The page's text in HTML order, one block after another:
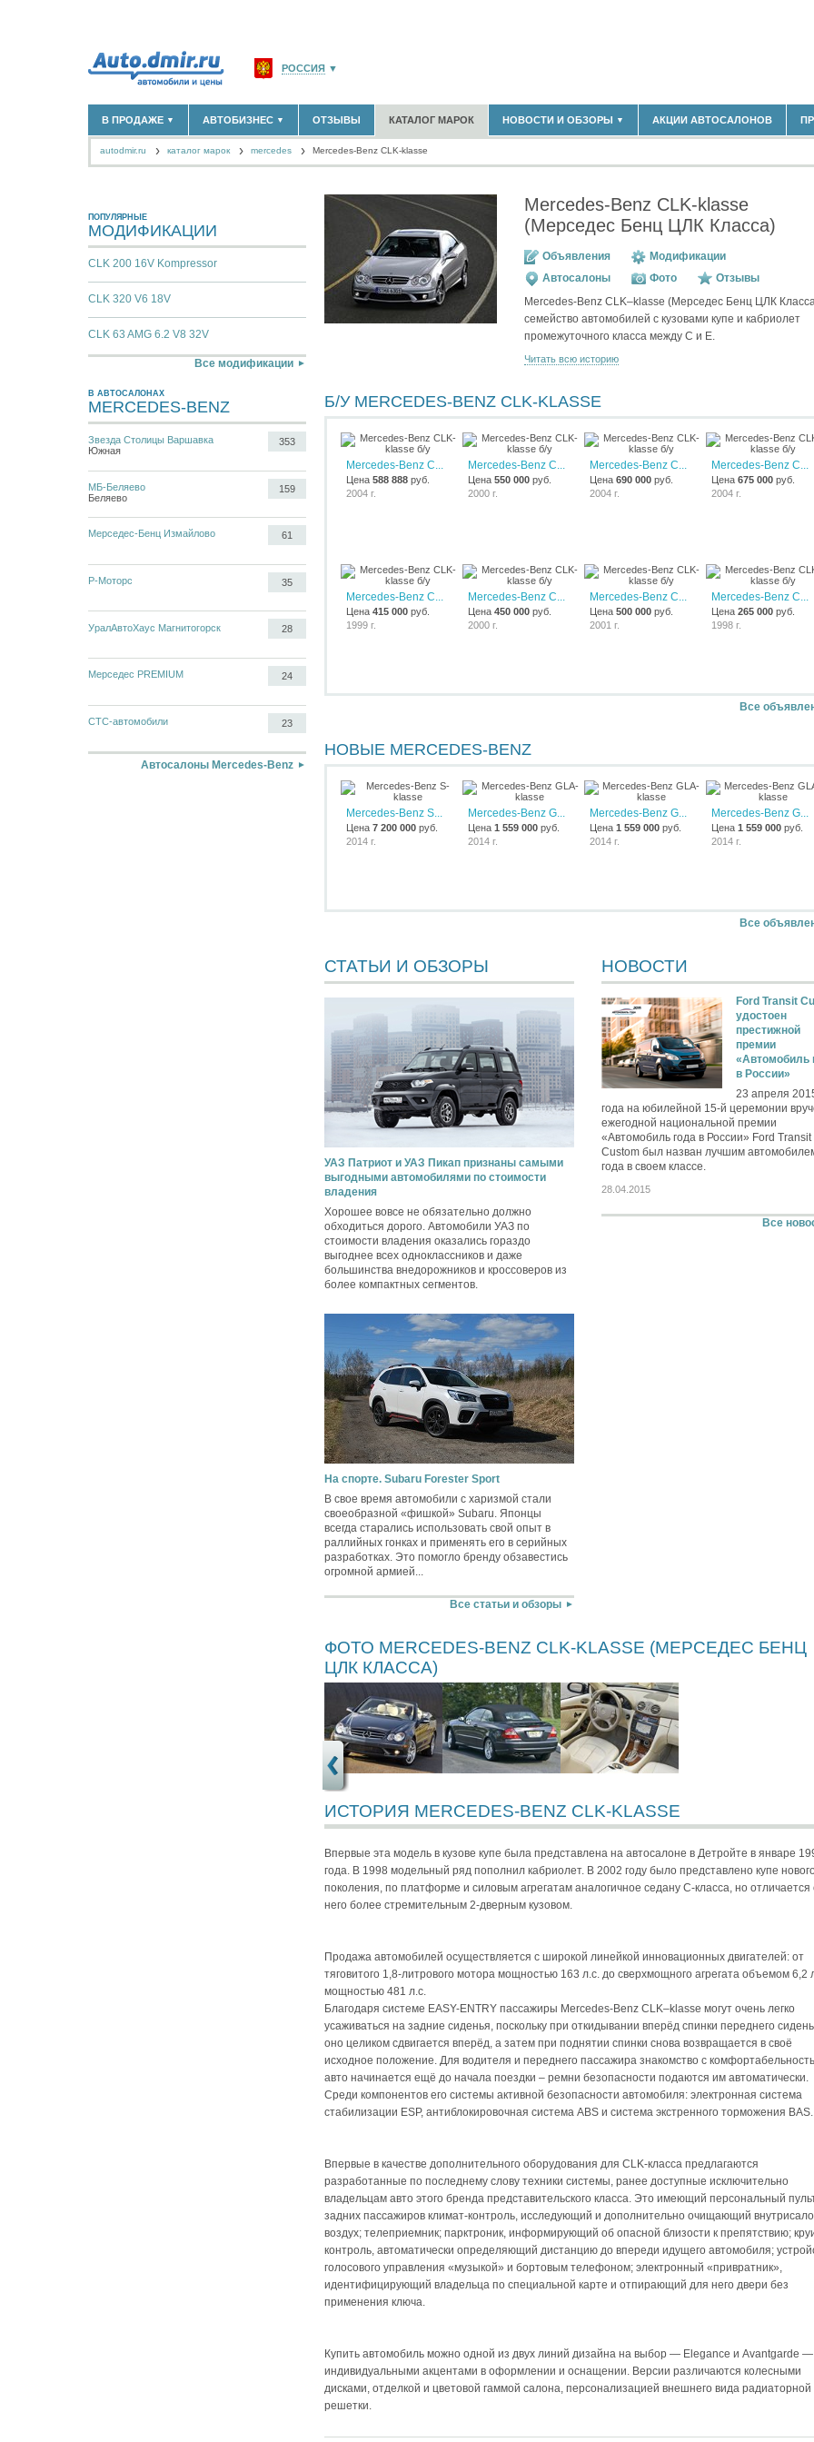
РОССИЯ ▼
САНКТ-ПЕТЕРБУРГ И ОБЛАСТЬ(14304)
КРАСНОДАРСКИЙ КРАЙ(5619)
СЕВАСТОПОЛЬ
СПИСОК ВСЕХ РЕГИОНОВ
В ПРОДАЖЕ ▼
НОВЫЕ АВТОМОБИЛИ(30122)
АВТОБИЗНЕС ▼
ОФИЦИАЛЬНЫЕ ДИЛЕРЫ(1347)
ТАКСИ
ЗАПЧАСТИ(848)
ЗАПРАВКИ
АРЕНДА(190)
СПЕЦИАЛИСТЫ
ОТЗЫВЫ КАТАЛОГ МАРОК НОВОСТИ И ОБЗОРЫ ▼
МАТЕРИАЛЫ ПАРТНЕРОВ
ВЫСТАВКИ И АВТОСАЛОНЫ
АКЦИИ АВТОСАЛОНОВ
autodmir.ru каталог марок mercedes Mercedes-Benz CLK-klasse
ПОПУЛЯРНЫЕ
МОДИФИКАЦИИ
CLK 200 16V Kompressor
CLK 320 V6 18V
CLK 63 AMG 6.2 V8 32V
Все модификации
В АВТОСАЛОНАХ
MERCEDES-BENZ
Звезда Столицы Варшавка
Южная
353
МБ-Беляево
Беляево
159
Мерседес-Бенц Измайлово 61
Р-Моторс 35
УралАвтоХаус Магнитогорск 28
Мерседес PREMIUM 24
СТС-автомобили 23
Автосалоны Mercedes-Benz
Mercedes-Benz CLK-klasse
(Мерседес Бенц ЦЛК Класса)
Объявления
Модификации
Автосалоны
Фото
Отзывы
Mercedes-Benz CLK–klasse (Мерседес Бенц ЦЛК
семейство автомобилей с кузовами купе и кабриолет
промежуточного класса между С и Е.
Читать всю историю
Б/У MERCEDES-BENZ CLK-KLASSE
Mercedes-Benz C...
Цена588 888 руб.
2004 г.
Mercedes-Benz C...
Цена550 000 руб.
2000 г.
Mercedes-Benz C...
Цена 690 000руб.
2004 г.
Mercedes-Benz C...
Цена 675 000руб.
2004 г.
Mercedes-Benz C...
Цена415 000 руб.
1999 г.
Mercedes-Benz C...
Цена450 000 руб.
2000 г.
Mercedes-Benz C...
Цена 500 000руб.
2001 г.
Mercedes-Benz C...
Цена 265 000руб.
1998 г.
Все
НОВЫЕ MERCEDES-BENZ
Mercedes-Benz S...
Цена7 200 000 руб.
2014 г.
Mercedes-Benz G...
Цена1 559 000 руб.
2014 г.
Mercedes-Benz G...
Цена 1 559 000руб.
2014 г.
Mercedes-Benz G...
Цена 1 559 000руб.
2014 г.
Все
СТАТЬИ И ОБЗОРЫ
УАЗ Патриот и УАЗ Пикап признаны самыми
выгодными автомобилями по стоимости
владения
Хорошее вовсе не обязательно должно
обходиться дорого. Автомобили УАЗ по
стоимости владения оказались гораздо
выгоднее всех одноклассников и даже
большинства внедорожников и кроссоверов из
более компактных сегментов.
На спорте. Subaru Forester Sport
В свое время автомобили с харизмой стали
своеобразной «фишкой» Subaru. Японцы
всегда старались использовать свой опыт в
раллийных гонках и применять его в серийных
разработках. Это помогло бренду обзавестись
огромной армией...
Все статьи и обзоры
НОВОСТИ
Ford Transit
удостоен
престижной
премии
«Автомобиль
в России»
23 апреля
года на юбилейной 15-й церемонии
ежегодной национальной премии
«Автомобиль года в России» Ford Transit
Custom был назван лучшим
года в своем классе.
28.04.2015
Все
ФОТО MERCEDES-BENZ CLK-KLASSE (МЕРСЕДЕС БЕНЦ
ЦЛК КЛАССА)
ИСТОРИЯ MERCEDES-BENZ CLK-KLASSE
Впервые эта модель в кузове купе была представлена на автосалоне в Детройте в январе
года. В 1998 модельный ряд пополнил кабриолет. В 2002 году было представлено купе
поколения, по платформе и силовым агрегатам аналогичное седану С-класса, но отличается
него более стремительным 2-дверным кузовом.
Продажа автомобилей осуществляется с широкой линейкой инновационных двигателей: от
тяговитого 1,8-литрового мотора мощностью 163 л.с. до сверхмощного агрегата объемом 6,2
мощностью 481 л.с.
Благодаря системе EASY-ENTRY пассажиры Mercedes-Benz CLK–klasse могут очень легко
усаживаться на задние сиденья, поскольку при откидывании вперёд спинки переднего
оно целиком сдвигается вперёд, а затем при поднятии спинки снова возвращается в своё
исходное положение. Для водителя и переднего пассажира знакомство с
авто начинается ещё до начала поездки – ремни безопасности подаются им автоматически.
Среди компонентов его системы активной безопасности автомобиля: электронная система
стабилизации ESP, антиблокировочная система ABS и система экстренного торможения BAS.
Впервые в качестве дополнительного оборудования для CLK-класса предлагаются
разработанные по последнему слову техники системы, ранее доступные исключительно
владельцам авто этого бренда представительского класса. Это имеющий персональный
задних пассажиров климат-контроль, исследующий и дополнительно очищающий
воздух; телеприемник; парктроник, информирующий об опасной близости к препятствию;
контроль, автоматически определяющий дистанцию до впереди идущего автомобиля;
голосового управления «музыкой» и бортовым телефоном; электронный «привратник»,
идентифицирующий владельца по специальной карте и отпирающий для него двери без
применения ключа.
Купить автомобиль можно одной из двух линий дизайна на выбор — Elegance и Avantgarde —
индивидуальными акцентами в оформлении и оснащении. Версии различаются колесными
дисками, отделкой и цветовой гаммой салона, персонализацией внешнего вида радиаторной
решетки.